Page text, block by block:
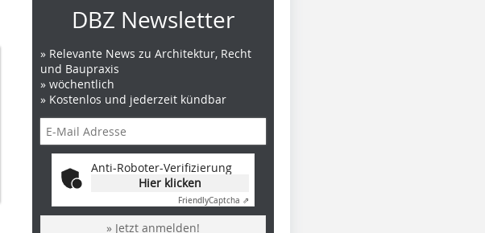
Foto: Bruno Klomfar
DBZ Newsletter
» Relevante News zu Architektur, Recht
und Baupraxis
» wöchentlich
» Kostenlos und jederzeit kündbar
Anti-Roboter-Verifizierung
Hier klicken
FriendlyCaptcha ⇗
» Jetzt anmelden!